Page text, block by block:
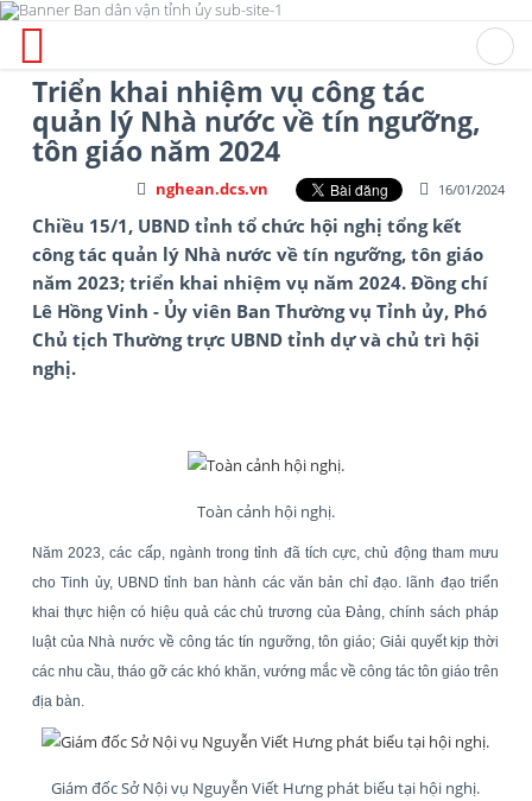
Triển khai nhiệm vụ công tác
quản lý Nhà nước về tín ngưỡng,
tôn giáo năm 2024
16/01/2024
nghean.dcs.vn
Chiều 15/1, UBND tỉnh tổ chức hội nghị tổng kết
công tác quản lý Nhà nước về tín ngưỡng, tôn giáo
năm 2023; triển khai nhiệm vụ năm 2024. Đồng chí
Lê Hồng Vinh - Ủy viên Ban Thường vụ Tỉnh ủy, Phó
Chủ tịch Thường trực UBND tỉnh dự và chủ trì hội
nghị.
Toàn cảnh hội nghị.
Năm 2023, các cấp, ngành trong tỉnh đã tích cực, chủ động tham mưu
cho Tinh ủy, UBND tỉnh ban hành các văn bản chỉ đạo. lãnh đạo triển
khai thực hiện có hiệu quả các chủ trương của Đảng, chính sách pháp
luật của Nhà nước về công tác tín ngưỡng, tôn giáo; Giải quyết kịp thời
các nhu cầu, tháo gỡ các khó khăn, vướng mắc về công tác tôn giáo trên
địa bàn.
Giám đốc Sở Nội vụ Nguyễn Viết Hưng phát biểu tại hội nghị.